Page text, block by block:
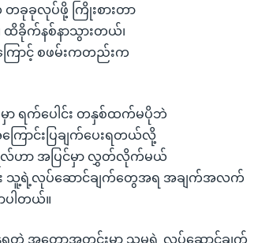
ခုခုလုပ်ဖို့ ကြိုးစားတာ
ခိုက်နစ်နာသွားတယ်၊
ောင့် စဖမ်းကတည်းက
ာ ရက်ပေါင်း တနှစ်ထက်မပိုဘဲ
ောင်းပြချက်ပေးရတယ်လို့
ဂိုလ်ဟာ အပြင်မှာ လွှတ်လိုက်မယ်
သူ့ရဲ့လုပ်ဆောင်ချက်တွေအရ အချက်အလက်
ပါတယ်။
ရတဲ့ အတောအတွင်းမှာ သူမရဲ့ လုပ်ဆောင်ချက်